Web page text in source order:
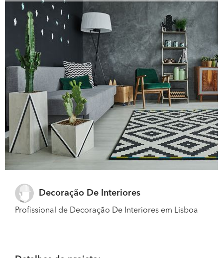
Decoração De Interiores
Profissional de Decoração De Interiores em Lisboa